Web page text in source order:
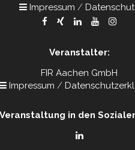
Impressum /
Veranstalter:
FIR Aachen GmbH
Impressum /
in den